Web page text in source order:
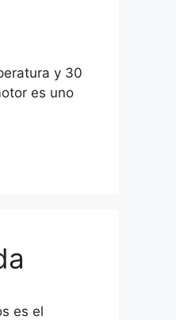
y 30
es uno
es el